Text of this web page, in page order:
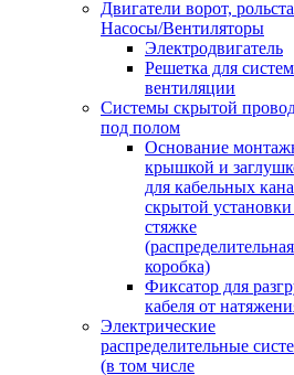
Двигатели ворот,
Насосы/Вентиляторы
Электродвигатель
Решетка для систем
вентиляции
Системы скрытой
под полом
Основание
крышкой и
для кабельных
скрытой установки
стяжке
(распределительная
коробка)
Фиксатор для
кабеля от
Электрические
распределительные
(в том числе